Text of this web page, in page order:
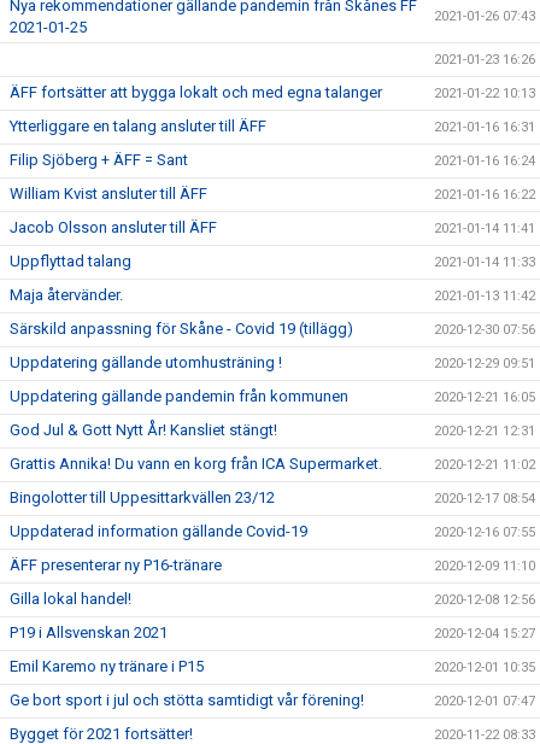
Nya rekommendationer gällande pandemin från Skånes FF
2021-01-25
2021-01-26 07:43
2021-01-23 16:26
ÄFF fortsätter att bygga lokalt och med egna talanger 2021-01-22 10:13
Ytterliggare en talang ansluter till ÄFF 2021-01-16 16:31
Filip Sjöberg + ÄFF = Sant 2021-01-16 16:24
William Kvist ansluter till ÄFF 2021-01-16 16:22
Jacob Olsson ansluter till ÄFF 2021-01-14 11:41
Uppflyttad talang 2021-01-14 11:33
Maja återvänder. 2021-01-13 11:42
Särskild anpassning för Skåne - Covid 19 (tillägg) 2020-12-30 07:56
Uppdatering gällande utomhusträning ! 2020-12-29 09:51
Uppdatering gällande pandemin från kommunen 2020-12-21 16:05
God Jul & Gott Nytt År! Kansliet stängt! 2020-12-21 12:31
Grattis Annika! Du vann en korg från ICA Supermarket. 2020-12-21 11:02
Bingolotter till Uppesittarkvällen 23/12 2020-12-17 08:54
Uppdaterad information gällande Covid-19 2020-12-16 07:55
ÄFF presenterar ny P16-tränare 2020-12-09 11:10
Gilla lokal handel! 2020-12-08 12:56
P19 i Allsvenskan 2021 2020-12-04 15:27
Emil Karemo ny tränare i P15 2020-12-01 10:35
Ge bort sport i jul och stötta samtidigt vår förening! 2020-12-01 07:47
Bygget för 2021 fortsätter! 2020-11-22 08:33